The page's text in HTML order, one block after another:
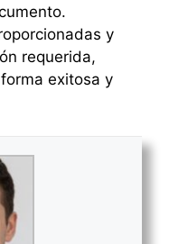
y
requerida,
exitosa y